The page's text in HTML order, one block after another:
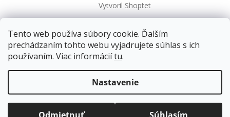
Tento web používa súbory cookie. Ďalším
prechádzaním tohto webu vyjadrujete súhlas s ich
používaním. Viac informáciítu.
Nastavenie
Doprava zadarmopre balíkové zásielky v hodnote
nad120 EUR*.
Balíky zasielame už od4 EUR.
ZRÝCHĽUJEME.
Vytvoril Shoptet
Copyright 2026kovanieplus. Všetky práva vyhradené.